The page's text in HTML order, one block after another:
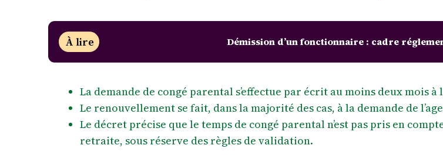
À lire Démission d’un fonctionnaire : cadre
La demande de congé parental s’effectue par écrit au moins deux mois
Le renouvellement se fait, dans la majorité des cas, à la demande de
Le décret précise que le temps de congé parental n’est pas pris en
retraite, sous réserve des règles de validation.